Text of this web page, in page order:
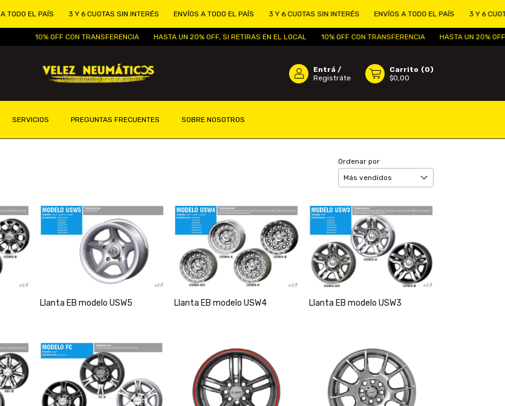
EL PAÍS 3 Y 6 CUOTAS SIN INTERÉS ENVÍOS A TODO EL PAÍS 3 Y 6 CUOTAS SIN INTERÉS ENVÍOS A TODO EL PAÍS 3 Y 6 CUOTAS
10% OFF CON TRANSFERENCIA HASTA UN 20% OFF, SI RETIRAS EN EL LOCAL 10% OFF CON TRANSFERENCIA HASTA UN 20% OFF, SI
Entrá /
Registráte
Carrito (0)
$0,00
SERVICIOS PREGUNTAS FRECUENTES SOBRE NOSOTROS
Ordenar por
Llanta EB modelo USW5 Llanta EB modelo USW4 Llanta EB modelo USW3